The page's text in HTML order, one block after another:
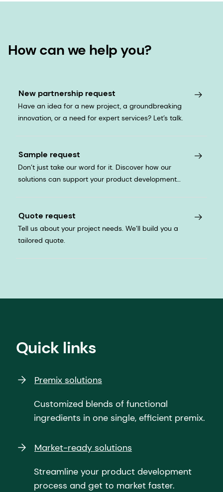
How can we help you?
New partnership request
Have an idea for a new project, a groundbreaking
innovation, or a need for expert services? Let’s talk.
Sample request
Don’t just take our word for it. Discover how our
solutions can support your product development
Quote request
Tell us about your project needs. We’ll build you a
tailored quote.
Quick links
Premix solutions
Customized blends of functional
ingredients in one single, efficient premix.
Market-ready solutions
Streamline your product development
process and get to market faster.